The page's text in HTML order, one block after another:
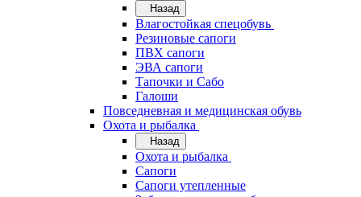
Назад
Влагостойкая спецобувь
Резиновые сапоги
ПВХ сапоги
ЭВА сапоги
Тапочки и Сабо
Галоши
Повседневная и медицинская обувь
Охота и рыбалка
Назад
Охота и рыбалка
Сапоги
Сапоги утепленные